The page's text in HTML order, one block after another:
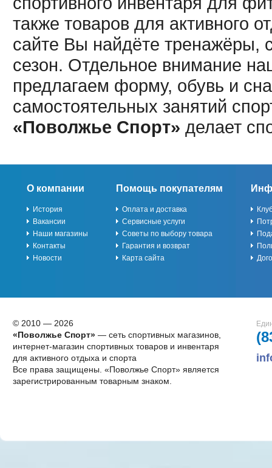
также товаров для активного
сайте Вы найдёте тренажёры,
сезон. Отдельное внимание
предлагаем форму, обувь и
самостоятельных занятий
«Поволжье Спорт» делает
О компании
История
Вакансии
Наши магазины
Контакты
Новости
Помощь покупателям
Оплата и доставка
Сервисные услуги
Советы по выбору товара
Гарантия и возврат
Карта сайта
© 2010 — 2026
«Поволжье Спорт»— сеть спортивных магазинов,
интернет-магазин спортивных товаров и инвентаря
для активного отдыха и спорта
Все права защищены. «Поволжье Спорт» является
зарегистрированным товарным знаком.